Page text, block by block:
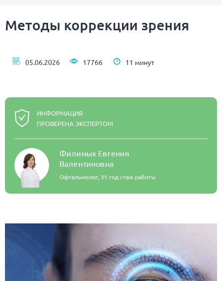
Методы коррекции зрения
05.06.2026 17766 11 минут
ИНФОРМАЦИЯ
ПРОВЕРЕНА ЭКСПЕРТОМ
Филиных Евгения
Валентиновна
Офтальмолог, 31 год стаж работы